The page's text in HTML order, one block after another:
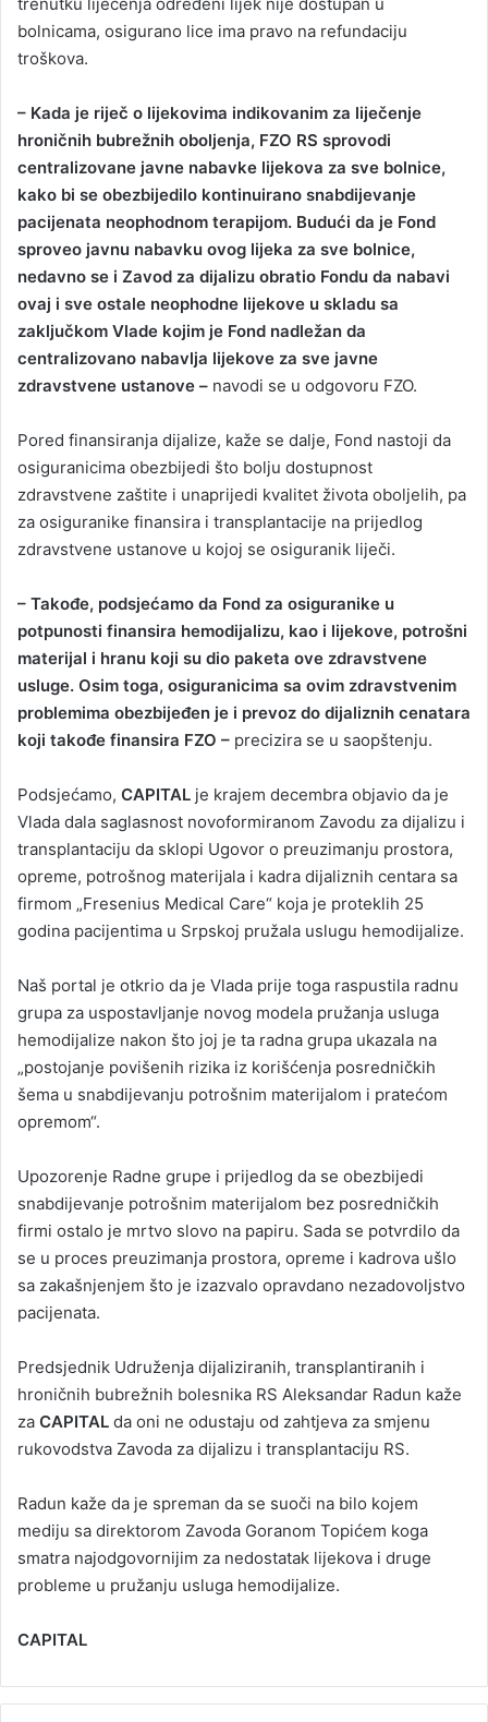
bolnicama, osigurano lice ima pravo na refundaciju
troškova.
– Kada je riječ o lijekovima indikovanim za liječenje
hroničnih bubrežnih oboljenja, FZO RS sprovodi
centralizovane javne nabavke lijekova za sve bolnice,
kako bi se obezbijedilo kontinuirano snabdijevanje
pacijenata neophodnom terapijom. Budući da je Fond
sproveo javnu nabavku ovog lijeka za sve bolnice,
nedavno se i Zavod za dijalizu obratio Fondu da nabavi
ovaj i sve ostale neophodne lijekove u skladu sa
zaključkom Vlade kojim je Fond nadležan da
centralizovano nabavlja lijekove za sve javne
zdravstvene ustanove – navodi se u odgovoru FZO.
Pored finansiranja dijalize, kaže se dalje, Fond nastoji da
osiguranicima obezbijedi što bolju dostupnost
zdravstvene zaštite i unaprijedi kvalitet života oboljelih, pa
za osiguranike finansira i transplantacije na prijedlog
zdravstvene ustanove u kojoj se osiguranik liječi.
– Takođe, podsjećamo da Fond za osiguranike u
potpunosti finansira hemodijalizu, kao i lijekove, potrošni
materijal i hranu koji su dio paketa ove zdravstvene
usluge. Osim toga, osiguranicima sa ovim zdravstvenim
problemima obezbijeđen je i prevoz do dijaliznih cenatara
koji takođe finansira FZO – precizira se u saopštenju.
Podsjećamo, CAPITAL je krajem decembra objavio da je
Vlada dala saglasnost novoformiranom Zavodu za dijalizu i
transplantaciju da sklopi Ugovor o preuzimanju prostora,
opreme, potrošnog materijala i kadra dijaliznih centara sa
firmom „Fresenius Medical Care“ koja je proteklih 25
godina pacijentima u Srpskoj pružala uslugu hemodijalize.
Naš portal je otkrio da je Vlada prije toga raspustila radnu
grupa za uspostavljanje novog modela pružanja usluga
hemodijalize nakon što joj je ta radna grupa ukazala na
„postojanje povišenih rizika iz korišćenja posredničkih
šema u snabdijevanju potrošnim materijalom i pratećom
opremom“.
Upozorenje Radne grupe i prijedlog da se obezbijedi
snabdijevanje potrošnim materijalom bez posredničkih
firmi ostalo je mrtvo slovo na papiru. Sada se potvrdilo da
se u proces preuzimanja prostora, opreme i kadrova ušlo
sa zakašnjenjem što je izazvalo opravdano nezadovoljstvo
pacijenata.
Predsjednik Udruženja dijaliziranih, transplantiranih i
hroničnih bubrežnih bolesnika RS Aleksandar Radun kaže
za CAPITAL da oni ne odustaju od zahtjeva za smjenu
rukovodstva Zavoda za dijalizu i transplantaciju RS.
Radun kaže da je spreman da se suoči na bilo kojem
mediju sa direktorom Zavoda Goranom Topićem koga
smatra najodgovornijim za nedostatak lijekova i druge
probleme u pružanju usluga hemodijalize.
CAPITAL